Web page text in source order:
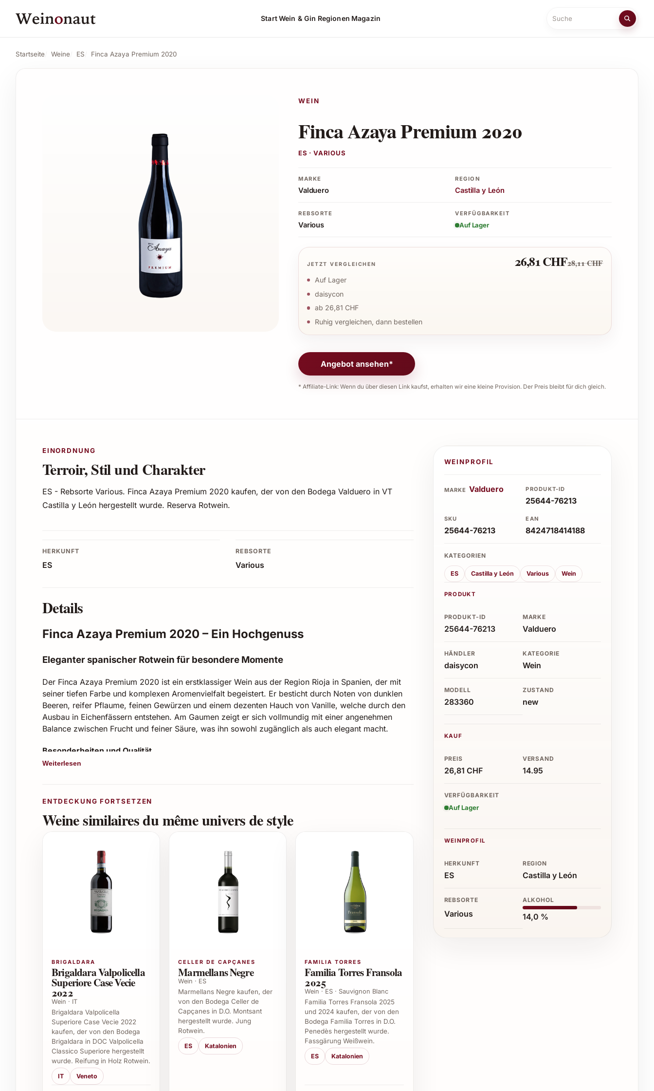
StartWein & Gin Regionen Magazin
Suche
Startseite Weine ES Finca Azaya Premium 2020
WEIN
Finca Azaya Premium 2020
ES · VARIOUS
MARKE
Valduero
REGION
Castilla y León
REBSORTE
Various
VERFÜGBARKEIT
Auf Lager
JETZT VERGLEICHEN 26,81 CHF28,11 CHF
Auf Lager
daisycon
ab 26,81 CHF
Ruhig vergleichen, dann bestellen
Angebot ansehen*
* Affiliate-Link: Wenn du über diesen Link kaufst, erhalten wir eine kleine Provision. Der Preis bleibt für dich gleich.
EINORDNUNG
Terroir, Stil und Charakter
ES - Rebsorte Various. Finca Azaya Premium 2020 kaufen, der von den Bodega Valduero in VT
Castilla y León hergestellt wurde. Reserva Rotwein.
HERKUNFT
ES
REBSORTE
Various
Details
Finca Azaya Premium 2020 – Ein Hochgenuss
Eleganter spanischer Rotwein für besondere Momente
Der Finca Azaya Premium 2020 ist ein erstklassiger Wein aus der Region Rioja in Spanien, der mit
seiner tiefen Farbe und komplexen Aromenvielfalt begeistert. Er besticht durch Noten von dunklen
Beeren, reifer Pflaume, feinen Gewürzen und einem dezenten Hauch von Vanille, welche durch den
Ausbau in Eichenfässern entstehen. Am Gaumen zeigt er sich vollmundig mit einer angenehmen
Balance zwischen Frucht und feiner Säure, was ihn sowohl zugänglich als auch elegant macht.
Besonderheiten und Qualität
Finca Azaya Premium 2020 eignet sich hervorragend, um besondere Momente zu unterstreichen,
Geschenke zu Geburtstagen oder Jubiläen
Weihnachts- und Silvesterfeiern
Sommerfeste und Gartenpartys
Besondere Abendessen und Gourmet-Abende
Firmenevents und Geschäftsgeschenke
Dieser Wein findet vielseitigen Einsatz, nicht nur privat, sondern auch in der Gastronomie und auf
Firmenanlässen. Ob als Highlight im Weinkeller oder als Begleiter zu einem stilvollen Catering – der
Finca Azaya Premium 2020 passt immer.
Häufig gestellte Fragen zu Finca Azaya Premium 2020
Was macht Finca Azaya Premium 2020 so besonders?
Die Kombination aus hochwertigen Rebsorten, schonender Verarbeitung und der Reifung im
Eichenfass verleiht diesem Wein seine Tiefe und Komplexität. Er überzeugt durch klare Fruchtaromen
und eine feine Balance.
Weiterlesen
ENTDECKUNG FORTSETZEN
Weine similaires du même univers de style
BRIGALDARA
Brigaldara Valpolicella
Superiore Case Vecie
2022
Wein · IT
Brigaldara Valpolicella
Superiore Case Vecie 2022
kaufen, der von den Bodega
Brigaldara in DOC Valpolicella
Classico Superiore hergestellt
wurde. Reifung in Holz Rotwein.
IT Veneto
CELLER DE CAPÇANES
Marmellans Negre
Wein · ES
Marmellans Negre kaufen, der
von den Bodega Celler de
Capçanes in D.O. Montsant
hergestellt wurde. Jung
Rotwein.
ES Katalonien
FAMILIA TORRES
Familia Torres Fransola
2025
Wein · ES · Sauvignon Blanc
Familia Torres Fransola 2025
und 2024 kaufen, der von den
Bodega Familia Torres in D.O.
Penedès hergestellt wurde.
Fassgärung Weißwein.
ES Katalonien
WEINPROFIL
MARKE Valduero PRODUKT-ID
25644-76213
SKU
25644-76213
EAN
8424718414188
KATEGORIEN
ES Castilla y León Various Wein
PRODUKT
PRODUKT-ID
25644-76213
MARKE
Valduero
HÄNDLER
daisycon
KATEGORIE
Wein
MODELL
283360
ZUSTAND
new
KAUF
PREIS
26,81 CHF
VERSAND
14.95
VERFÜGBARKEIT
Auf Lager
WEINPROFIL
HERKUNFT
ES
REGION
Castilla y León
REBSORTE
Various
ALKOHOL
14,0 %